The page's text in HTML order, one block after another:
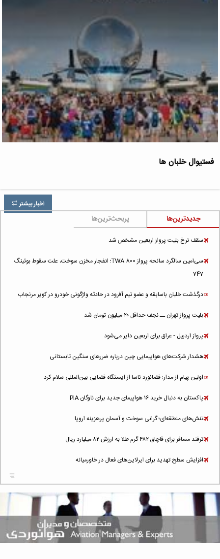
فستیوال خلبان ها
اخبار بیشتر
جدیدترین‌ها پربحث‌ترین‌ها
سقف نرخ بلیت پرواز اربعین مشخص شد
سی‌امین سالگرد سانحه پرواز TWA 800؛ انفجار مخزن سوخت، علت سقوط بوئینگ
747
درگذشت خلبان باسابقه و عضو تیم آفرود در حادثه واژگونی خودرو در کویر مرنجاب
بلیت پرواز تهران ــ نجف حداقل ۲۰ میلیون تومان شد
پرواز اردبیل - عراق برای اربعین دایر می‌شود
هشدار شرکت‌های هواپیمایی چین درباره ضررهای سنگین تابستانی
اولین پیام از مدار؛ فضانورد ناسا از ایستگاه فضایی بین‌المللی سلام کرد
پاکستان به دنبال خرید ۱۶ هواپیمای جدید برای ناوگان PIA
تنش‌های منطقه‌ای؛ گرانی سوخت و آسمان پرهزینه اروپا
ترفند مسافر برای قاچاق ۴۸۲ گرم طلا به ارزش ۸۲ میلیارد ریال
افزایش سطح تهدید برای ایرلاین‌های فعال در خاورمیانه
پخش زنده پرواز سیزدهم موشک استارشیپ اسپیس‌ایکس [جمعه ساعت ۰۱:۴۵]
هوش مصنوعی وارد تعمیر و بازرسی موتورهای هواپیما شد